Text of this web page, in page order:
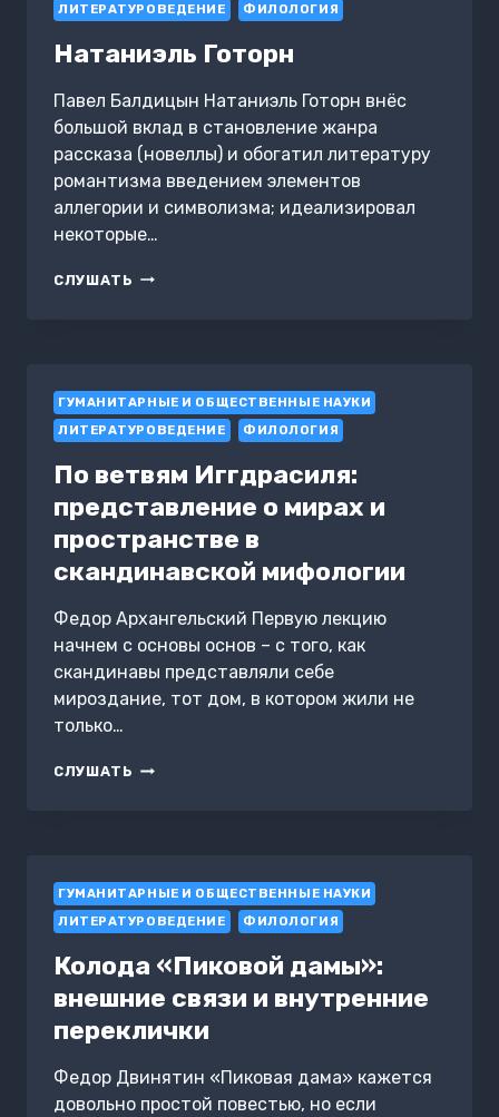
ЛИТЕРАТУРОВЕДЕНИЕ
ФИЛОЛОГИЯ
Натаниэль Готорн
Павел Балдицын Натаниэль Готорн внёс
большой вклад в становление жанра
рассказа (новеллы) и обогатил литературу
романтизма введением элементов
аллегории и символизма; идеализировал
некоторые…
СЛУШАТЬ НАТАНИЭЛЬ
ГУМАНИТАРНЫЕ И ОБЩЕСТВЕННЫЕ НАУКИ
ЛИТЕРАТУРОВЕДЕНИЕ
ФИЛОЛОГИЯ
По ветвям Иггдрасиля:
представление о мирах и
пространстве в
скандинавской мифологии
Федор Архангельский Первую лекцию
начнем с основы основ – с того, как
скандинавы представляли себе
мироздание, тот дом, в котором жили не
только…
СЛУШАТЬ ПО
И
ПРОСТРАНСТВЕ
В
СКАНДИНАВСКОЙ
МИФОЛОГИИ
ГУМАНИТАРНЫЕ И ОБЩЕСТВЕННЫЕ НАУКИ
ЛИТЕРАТУРОВЕДЕНИЕ
ФИЛОЛОГИЯ
Колода «Пиковой дамы»:
внешние связи и внутренние
переклички
Федор Двинятин «Пиковая дама» кажется
довольно простой повестью, но если